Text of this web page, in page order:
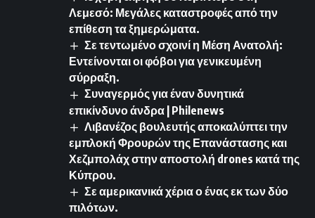
Λεμεσό: Μεγάλες καταστροφές από την
επίθεση τα ξημερώματα.
Σε τεντωμένο σχοινί η Μέση Ανατολή:
Εντείνονται οι φόβοι για γενικευμένη
σύρραξη.
Συναγερμός για έναν δυνητικά
επικίνδυνο άνδρα | Philenews
Λιβανέζος βουλευτής αποκαλύπτει την
εμπλοκή Φρουρών της Επανάστασης και
Χεζμπολάχ στην αποστολή drones κατά της
Κύπρου.
Σε αμερικανικά χέρια ο ένας εκ των δύο
πιλότων.